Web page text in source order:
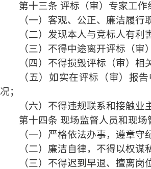
第十三条 评标（审）专家工作
（一）客观、公正、廉洁履
（二）发现本人与竞标人有利
（三）不得中途离开评标（
（四）不得损毁评标（审）
（五）如实在评标（审）报
况；
（六）不得违规联系和接触
第十四条 现场监督人员和现场
（一）严格依法办事，遵章守
（二）廉洁自律，不得以权谋
（三）不得迟到早退、擅离岗